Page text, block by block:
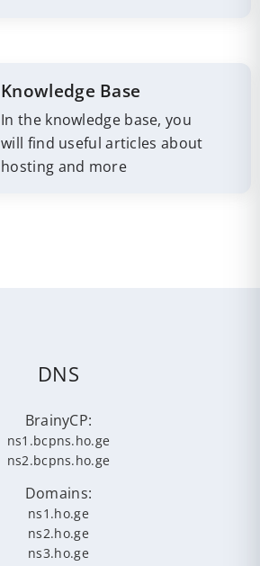
Knowledge Base
In the knowledge base, you
will find useful articles about
hosting and more
DNS
BrainyCP:
ns1.bcpns.ho.ge
ns2.bcpns.ho.ge
Domains:
ns1.ho.ge
ns2.ho.ge
ns3.ho.ge